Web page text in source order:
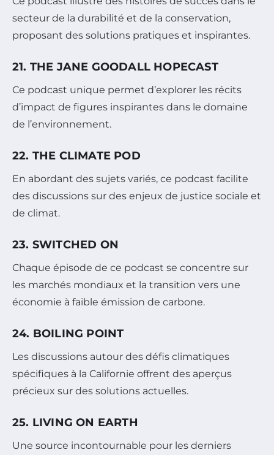
secteur de la durabilité et de la conservation,
proposant des solutions pratiques et inspirantes.
21. THE JANE GOODALL HOPECAST
Ce podcast unique permet d’explorer les récits
d’impact de figures inspirantes dans le domaine
de l’environnement.
22. THE CLIMATE POD
En abordant des sujets variés, ce podcast facilite
des discussions sur des enjeux de justice sociale et
de climat.
23. SWITCHED ON
Chaque épisode de ce podcast se concentre sur
les marchés mondiaux et la transition vers une
économie à faible émission de carbone.
24. BOILING POINT
Les discussions autour des défis climatiques
spécifiques à la Californie offrent des aperçus
précieux sur des solutions actuelles.
25. LIVING ON EARTH
Une source incontournable pour les derniers